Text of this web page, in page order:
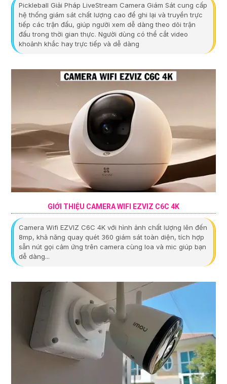
Pickleball Giải Pháp LiveStream Camera Giám Sát cung cấp
hệ thống giám sát chất lượng cao để ghi lại và truyền trực
tiếp các trận đấu, giúp người xem dễ dàng theo dõi trận
đấu trong thời gian thực. Người dùng có thể cắt video
khoảnh khắc hay trực tiếp và dễ dàng
GIỚI THIỆU CAMERA WIFI EZVIZ C6C 4K
Camera Wifi EZVIZ C6C 4K với hình ảnh chất lượng lên đến
8mp, khả năng quay quét 360 giám sát toàn diện, tích hợp
sẵn nút gọi cảm ứng trên camera cùng loa và mic giúp bạn
dễ dàng...